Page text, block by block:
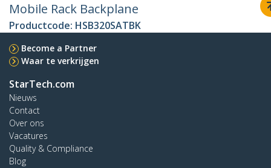
Mobile Rack Backplane
Productcode: HSB320SATBK
Become a Partner
Waar te verkrijgen
StarTech.com
Nieuws
Contact
Over ons
Vacatures
Quality & Compliance
Blog